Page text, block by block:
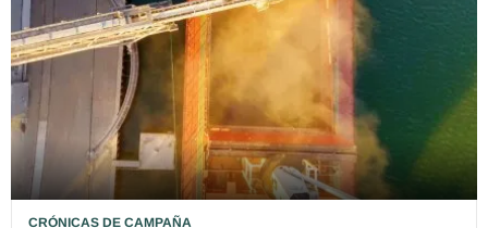
CRÓNICAS DE CAMPAÑA